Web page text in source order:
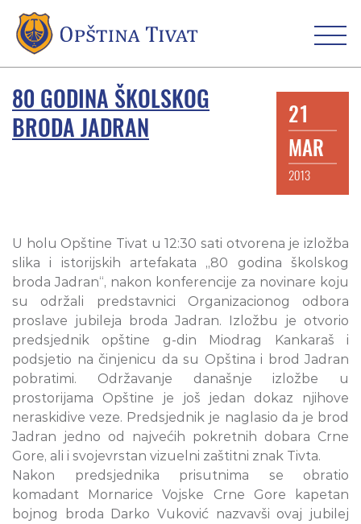
80 GODINA ŠKOLSKOG
BRODA JADRAN
21
MAR
2013
U holu Opštine Tivat u 12:30 sati otvorena je izložba
slika i istorijskih artefakata „80 godina školskog
broda Jadran“, nakon konferencije za novinare koju
su održali predstavnici Organizacionog odbora
proslave jubileja broda Jadran. Izložbu je otvorio
predsjednik opštine g-din Miodrag Kankaraš i
podsjetio na činjenicu da su Opština i brod Jadran
pobratimi. Održavanje današnje izložbe u
prostorijama Opštine je još jedan dokaz njihove
neraskidive veze. Predsjednik je naglasio da je brod
Jadran jedno od najvećih pokretnih dobara Crne
Gore, ali i svojevrstan vizuelni zaštitni znak Tivta.
Nakon predsjednika prisutnima se obratio
komadant Mornarice Vojske Crne Gore kapetan
bojnog broda Darko Vuković nazvavši ovaj jubilej